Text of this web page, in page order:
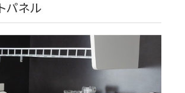
パネル